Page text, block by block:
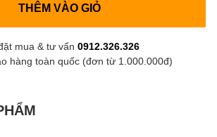
THÊM VÀO GIỎ
mua & tư vấn 0912.326.326
hàng toàn quốc (đơn từ 1.000.000đ)